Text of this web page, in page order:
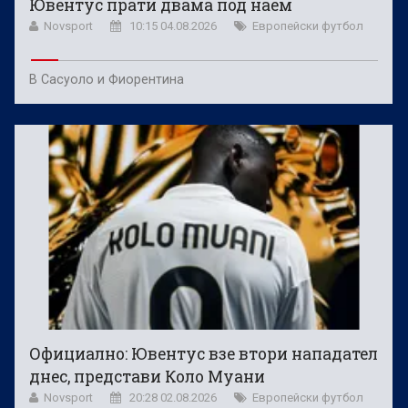
Ювентус прати двама под наем
Novsport 10:15 04.08.2026 Европейски футбол
В Сасуоло и Фиорентина
Официално: Ювентус взе втори нападател
днес, представи Коло Муани
Novsport 20:28 02.08.2026 Европейски футбол